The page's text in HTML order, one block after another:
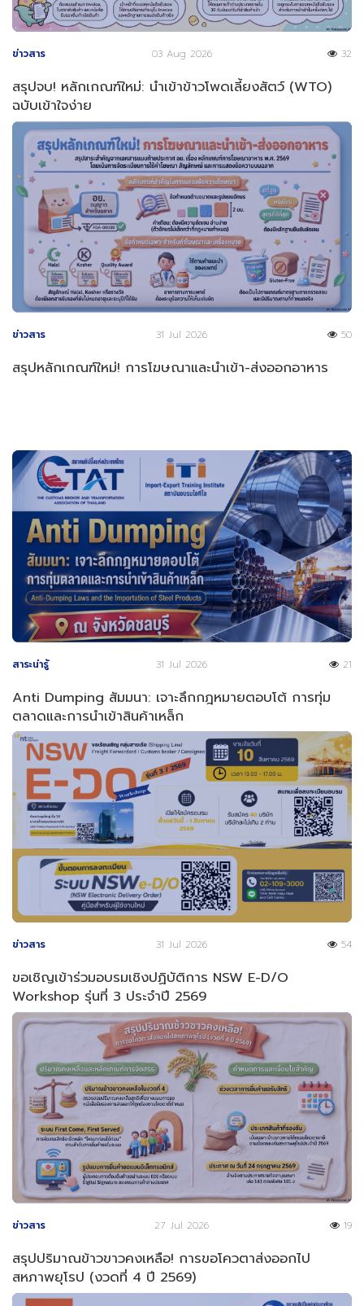
ข่าวสาร 03 Aug 2026 32
สรุปจบ! หลักเกณฑ์ใหม่: นำเข้าข้าวโพดเลี้ยงสัตว์ (WTO)
ฉบับเข้าใจง่าย
ข่าวสาร 31 Jul 2026 50
สรุปหลักเกณฑ์ใหม่! การโฆษณาและนำเข้า-ส่งออกอาหาร
สาระน่ารู้ 31 Jul 2026 21
Anti Dumping สัมมนา: เจาะลึกกฎหมายตอบโต้ การทุ่ม
ตลาดและการนำเข้าสินค้าเหล็ก
ข่าวสาร 31 Jul 2026 54
ขอเชิญเข้าร่วมอบรมเชิงปฏิบัติการ NSW E-D/O
Workshop รุ่นที่ 3 ประจำปี 2569
ข่าวสาร 27 Jul 2026 19
สรุปปริมาณข้าวขาวคงเหลือ! การขอโควตาส่งออกไป
สหภาพยุโรป (งวดที่ 4 ปี 2569)